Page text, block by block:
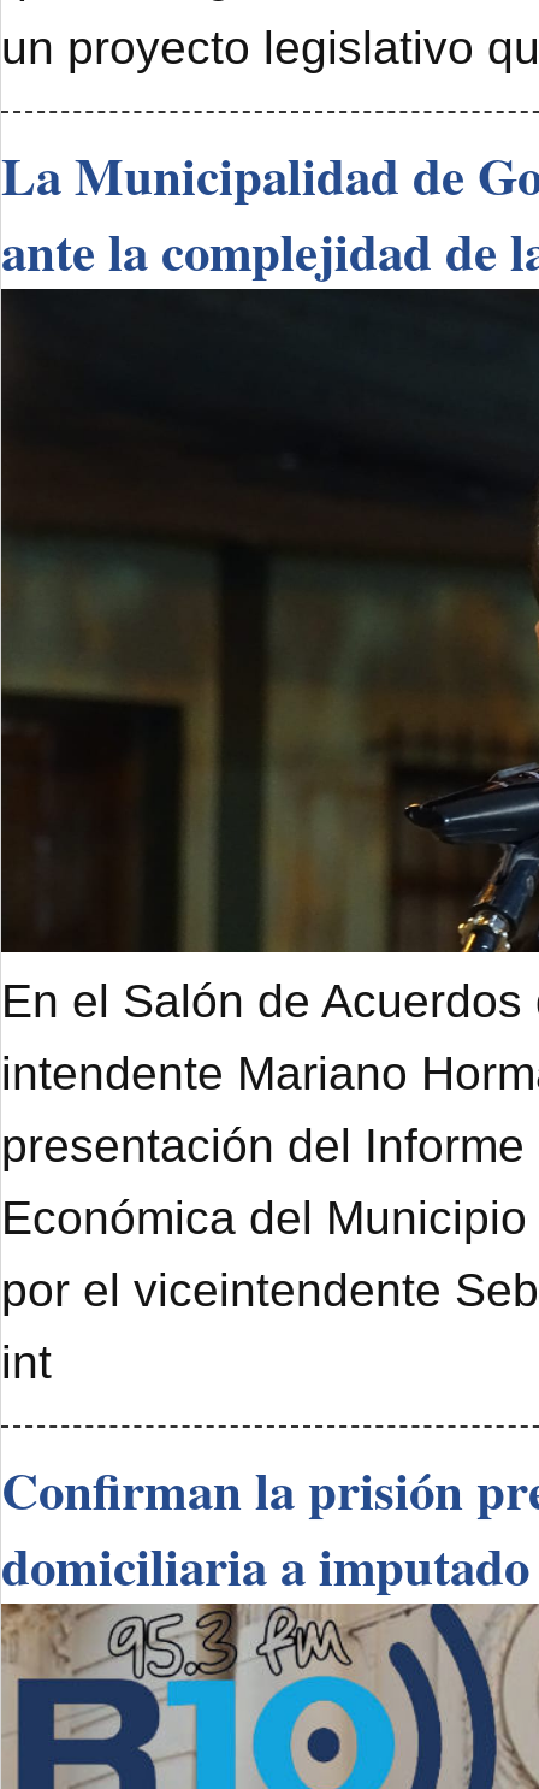
un proyecto legislativo
La Municipalidad de
ante la complejidad de
En el Salón de
intendente Mariano
presentación del
Económica del
por el viceintendente
int
Confirman la prisión
domiciliaria a